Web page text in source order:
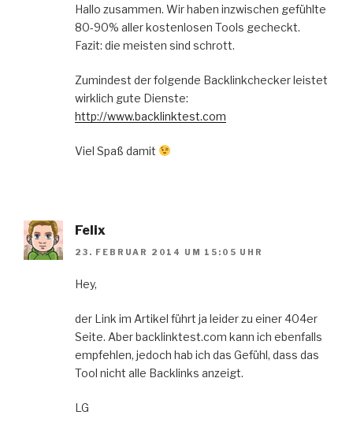
Hallo zusammen. Wir haben inzwischen gefühlte
80-90% aller kostenlosen Tools gecheckt.
Fazit: die meisten sind schrott.
Zumindest der folgende Backlinkchecker leistet
wirklich gute Dienste:
http://www.backlinktest.com
Viel Spaß damit
Felix
23. FEBRUAR 2014 UM 15:05 UHR
Hey,
der Link im Artikel führt ja leider zu einer 404er
Seite. Aber backlinktest.com kann ich ebenfalls
empfehlen, jedoch hab ich das Gefühl, dass das
Tool nicht alle Backlinks anzeigt.
LG